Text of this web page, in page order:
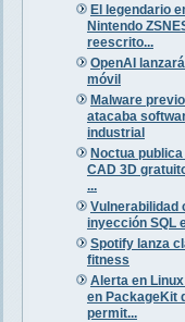
El legendario
Nintendo
reescrito...
OpenAI
móvil
Malware
atacaba
industrial
Noctua
CAD 3D
...
Vulnerabilidad
inyección SQL
Spotify lanza
fitness
Alerta en
en PackageKit
permit...